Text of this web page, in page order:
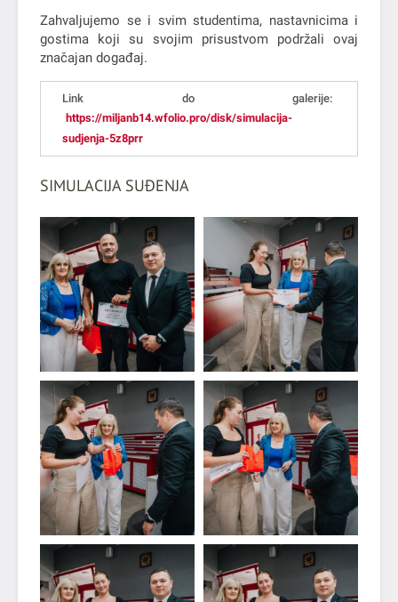
Zahvaljujemo se i svim studentima, nastavnicima i
gostima koji su svojim prisustvom podržali ovaj
značajan događaj.
Link do galerije:
https://miljanb14.wfolio.pro/disk/simulacija-
sudjenja-5z8prr
SIMULACIJA SUĐENJA